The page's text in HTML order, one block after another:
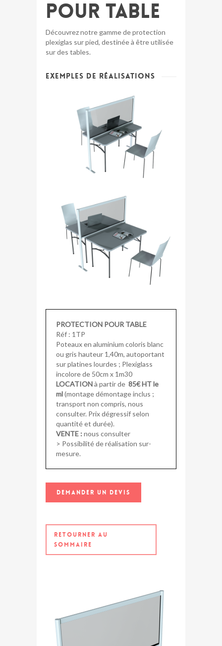
pour table
Découvrez notre gamme de protection
plexiglas sur pied, destinée à être utilisée
sur des tables.
Exemples de réalisations
PROTECTION POUR TABLE
Réf : 1TP
Poteaux en aluminium coloris blanc
ou gris hauteur 1,40m, autoportant
sur platines lourdes ; Plexiglass
incolore de 50cm x 1m30
LOCATIONà partir de 85€ HT le
ml(montage démontage inclus ;
transport non compris, nous
consulter. Prix dégressif selon
quantité et durée).
VENTE : nous consulter
> Possibilité de réalisation sur-
mesure.
DEMANDER UN DEVIS
RETOURNER AU
SOMMAIRE